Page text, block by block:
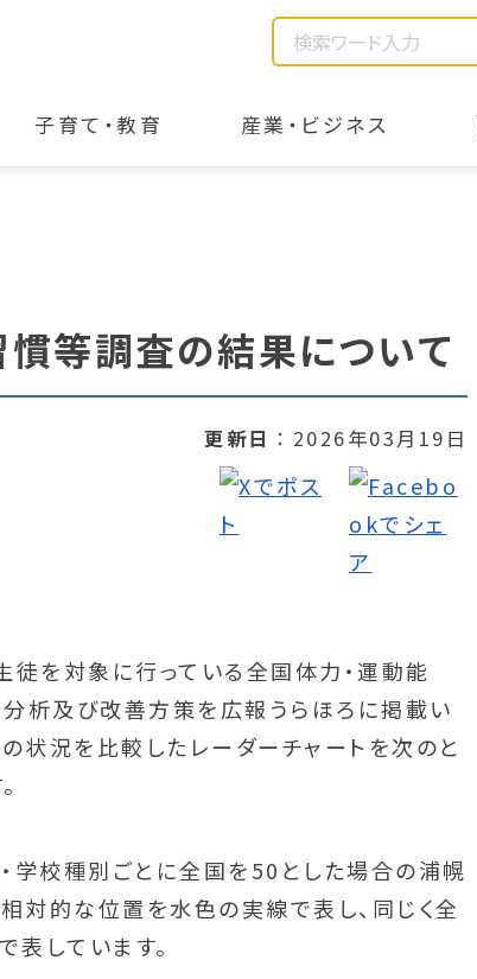
子育て・教育 産業・ビジネス
慣等調査の結果について
更新日 2026年03月19日
を対象に行っている全国体力・運動能
分析及び改善方策を広報うらほろに掲載い
状況を比較したレーダーチャートを次のと
学校種別ごとに全国を50とした場合の浦幌
対的な位置を水色の実線で表し、同じく全
しています。